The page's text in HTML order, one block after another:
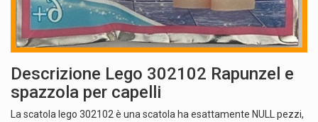
Descrizione Lego 302102 Rapunzel e
spazzola per capelli
La scatola lego 302102 è una scatola ha esattamente NULL pezzi,